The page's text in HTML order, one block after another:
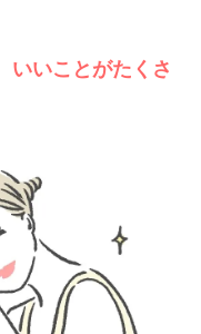
いいことがたくさ